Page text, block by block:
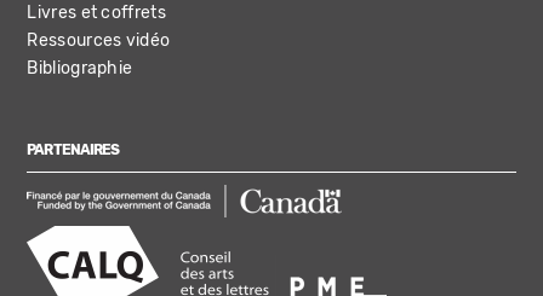
Livres et coffrets
Ressources vidéo
Bibliographie
PARTENAIRES